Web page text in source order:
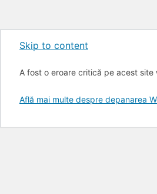
Skip to content
A fost o eroare critică pe acest site
Află mai multe despre depanarea